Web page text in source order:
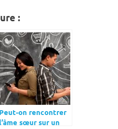
:
Peut-on rencontrer
l’âme sœur sur un